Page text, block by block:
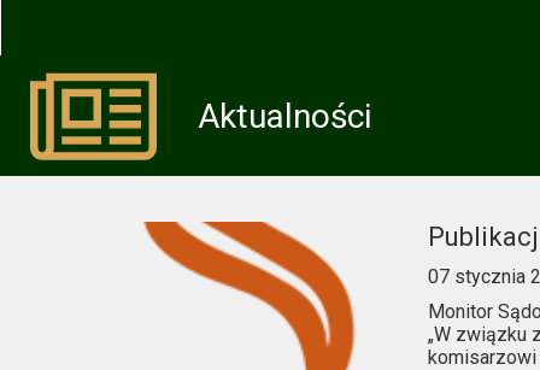
Aktualności
07 stycznia
Monitor
„W związku
komisarzowi